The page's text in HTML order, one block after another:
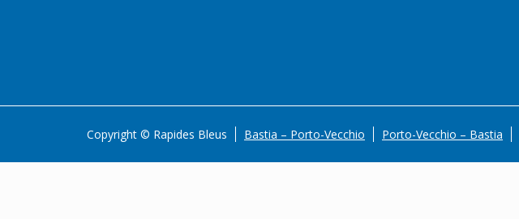
Copyright © Rapides Bleus Bastia – Porto-Vecchio Porto-Vecchio – Bastia